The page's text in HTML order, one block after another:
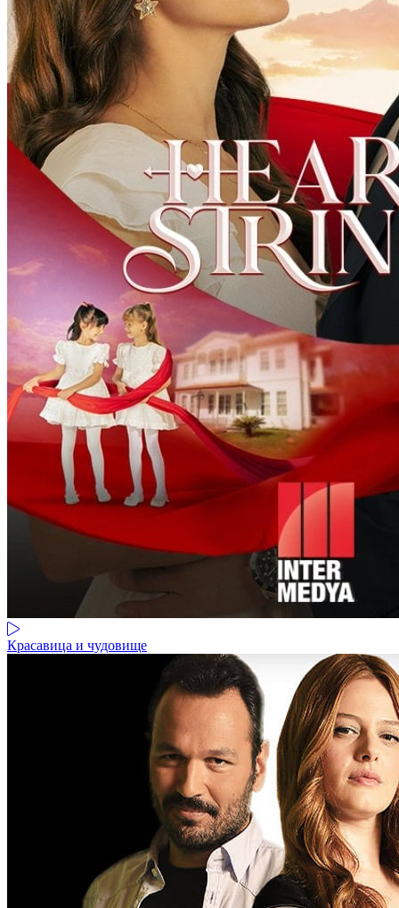
Красавица и чудовище